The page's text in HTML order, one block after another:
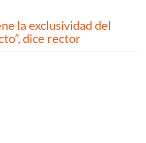
la exclusividad del
dice rector